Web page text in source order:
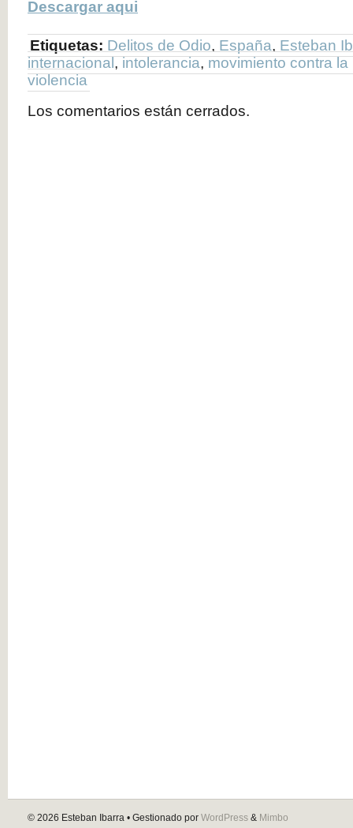
Descargar aqui
Etiquetas: Delitos de Odio, España, Esteban
internacional,intolerancia,movimiento contra la
violencia
Los comentarios están cerrados.
© 2026 Esteban Ibarra • Gestionado por WordPress & Mimbo